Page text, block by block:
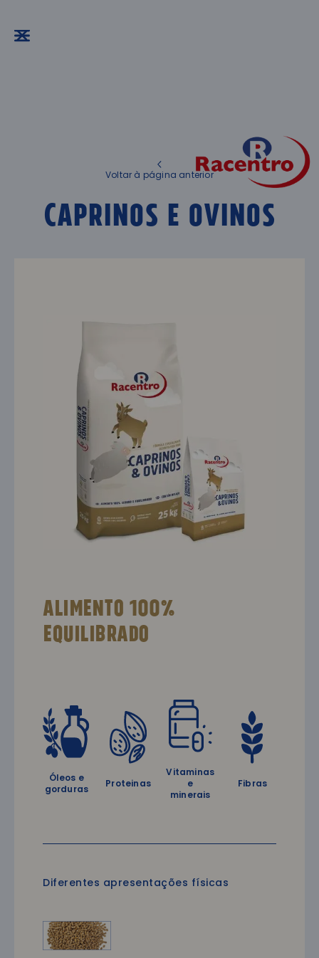
Voltar à página anterior
Caprinos e Ovinos
Alimento 100%
equilibrado
Óleos e
gorduras
Proteinas
Vitaminas
e
minerais
Fibras
Diferentes apresentações físicas